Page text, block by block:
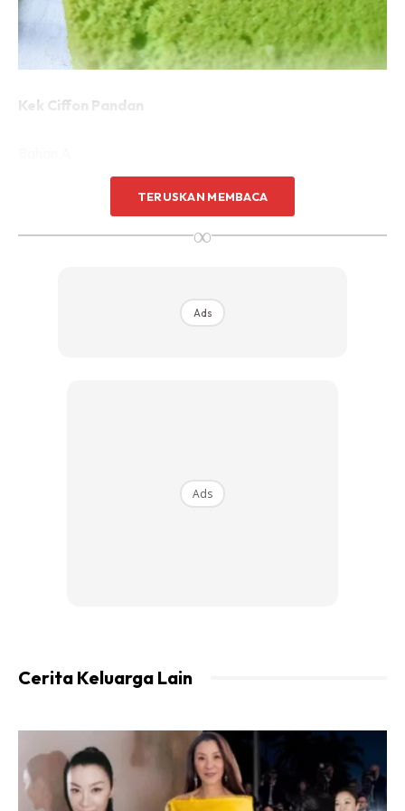
Kek Ciffon Pandan
6 biji putih telur (telur A)
1 sudu teh cream of tartar
1.mix putih telur sehingga berbuih
2.masukkan gula dan cream of tartar
TERUSKAN MEMBACA
∞
Ads
Ads
Cerita Keluarga Lain